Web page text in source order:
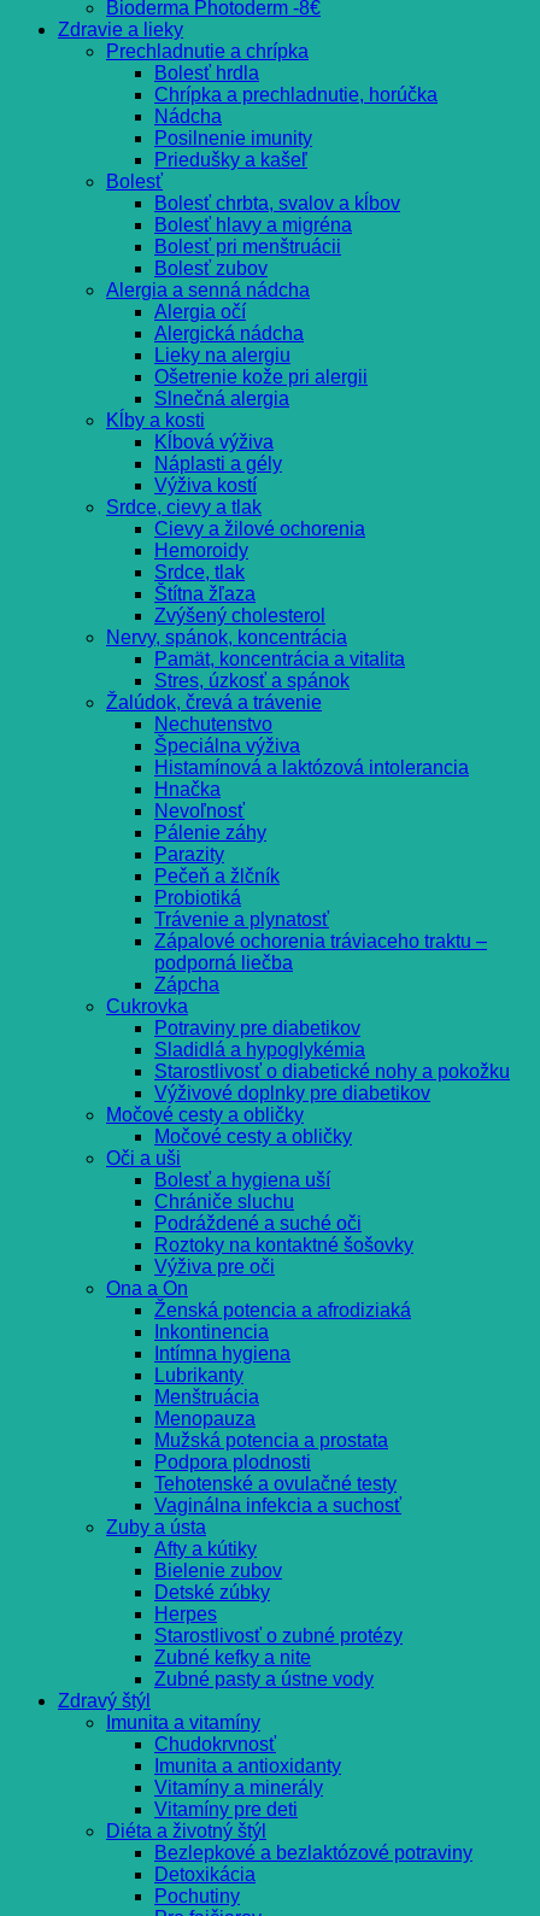
Bioderma Photoderm -8€
Zdravie a lieky
Prechladnutie a chrípka
Bolesť hrdla
Chrípka a prechladnutie, horúčka
Nádcha
Posilnenie imunity
Priedušky a kašeľ
Bolesť
Bolesť chrbta, svalov a kĺbov
Bolesť hlavy a migréna
Bolesť pri menštruácii
Bolesť zubov
Alergia a senná nádcha
Alergia očí
Alergická nádcha
Lieky na alergiu
Ošetrenie kože pri alergii
Slnečná alergia
Kĺby a kosti
Kĺbová výživa
Náplasti a gély
Výživa kostí
Srdce, cievy a tlak
Cievy a žilové ochorenia
Hemoroidy
Srdce, tlak
Štítna žľaza
Zvýšený cholesterol
Nervy, spánok, koncentrácia
Pamät, koncentrácia a vitalita
Stres, úzkosť a spánok
Žalúdok, črevá a trávenie
Nechutenstvo
Špeciálna výživa
Histamínová a laktózová intolerancia
Hnačka
Nevoľnosť
Pálenie záhy
Parazity
Pečeň a žlčník
Probiotiká
Trávenie a plynatosť
Zápalové ochorenia tráviaceho traktu –
podporná liečba
Zápcha
Cukrovka
Potraviny pre diabetikov
Sladidlá a hypoglykémia
Starostlivosť o diabetické nohy a pokožku
Výživové doplnky pre diabetikov
Močové cesty a obličky
Močové cesty a obličky
Oči a uši
Bolesť a hygiena uší
Chrániče sluchu
Podráždené a suché oči
Roztoky na kontaktné šošovky
Výživa pre oči
Ona a On
Ženská potencia a afrodiziaká
Inkontinencia
Intímna hygiena
Lubrikanty
Menštruácia
Menopauza
Mužská potencia a prostata
Podpora plodnosti
Tehotenské a ovulačné testy
Vaginálna infekcia a suchosť
Zuby a ústa
Afty a kútiky
Bielenie zubov
Detské zúbky
Herpes
Starostlivosť o zubné protézy
Zubné kefky a nite
Zubné pasty a ústne vody
Zdravý štýl
Imunita a vitamíny
Chudokrvnosť
Imunita a antioxidanty
Vitamíny a minerály
Vitamíny pre deti
Diéta a životný štýl
Bezlepkové a bezlaktózové potraviny
Detoxikácia
Pochutiny